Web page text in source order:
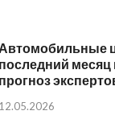
Автомобильные
последний
прогноз
12.05.2026